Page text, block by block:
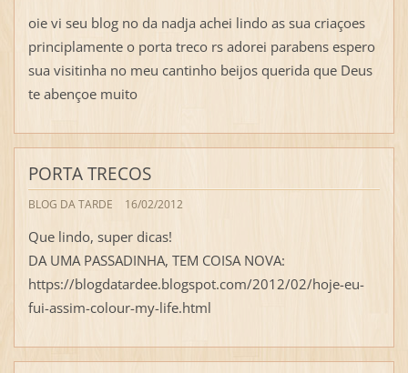
oie vi seu blog no da nadja achei lindo as sua criaçoes
principlamente o porta treco rs adorei parabens espero
sua visitinha no meu cantinho beijos querida que Deus
te abençoe muito
PORTA TRECOS
BLOG DA TARDE 16/02/2012
Que lindo, super dicas!
DA UMA PASSADINHA, TEM COISA NOVA:
https://blogdatardee.blogspot.com/2012/02/hoje-eu-
fui-assim-colour-my-life.html